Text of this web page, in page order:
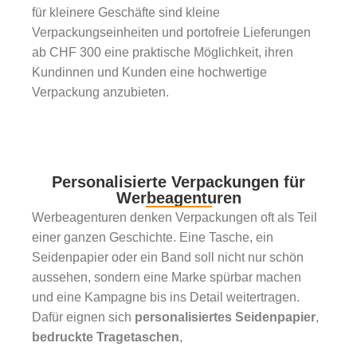
für kleinere Geschäfte sind kleine
Verpackungseinheiten und portofreie Lieferungen
ab CHF 300 eine praktische Möglichkeit, ihren
Kundinnen und Kunden eine hochwertige
Verpackung anzubieten.
Personalisierte Verpackungen für
Werbeagenturen
Werbeagenturen denken Verpackungen oft als Teil
einer ganzen Geschichte. Eine Tasche, ein
Seidenpapier oder ein Band soll nicht nur schön
aussehen, sondern eine Marke spürbar machen
und eine Kampagne bis ins Detail weitertragen.
Dafür eignen sich personalisiertes Seidenpapier,
bedruckte Tragetaschen,